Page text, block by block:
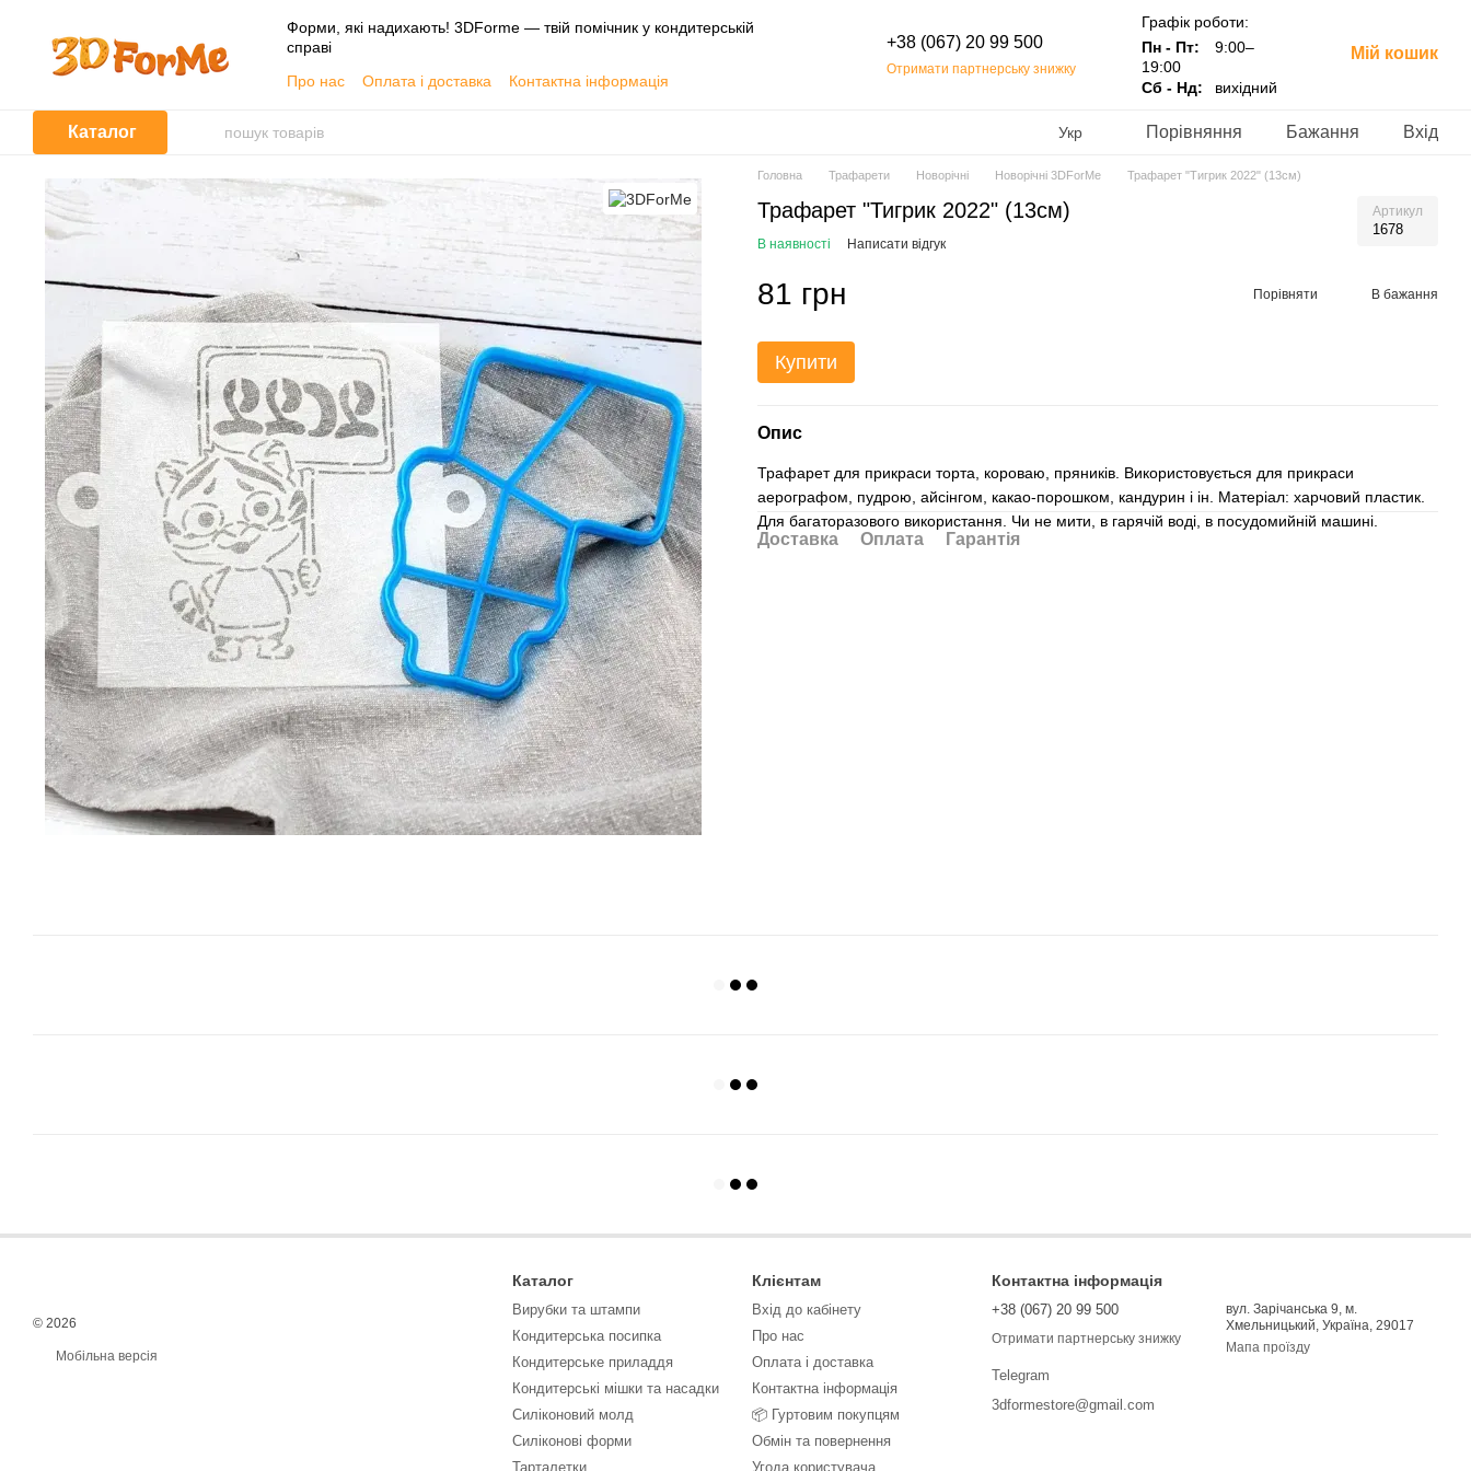
Форми, які надихають! 3DForme — твій помічник у кондитерській
справі
Про нас
Оплата і доставка
Контактна інформація
Угода користувача
+38 (067) 20 99 500
Отримати партнерську знижку
Графік роботи:
Пн - Пт:
9:00–
19:00
Сб - Нд:
вихідний
Мій кошик
Каталог Укр Порівняння Бажання Вхід
Головна Трафарети Новорічні Новорічні 3DForMe Трафарет "Тигрик 2022" (13см)
Трафарет "Тигрик 2022" (13см) Артикул
1678
В наявності Написати відгук
81 грн Порівняти В бажання
Купити
Опис
Трафарет для прикраси торта, короваю, пряників. Використовується для прикраси
аерографом, пудрою, айсінгом, какао-порошком, кандурин і ін. Матеріал: харчовий пластик.
Для багаторазового використання. Чи не мити, в гарячій воді, в посудомийній машині.
Доставка Оплата Гарантія
© 2026
Мобільна версія
Каталог
Вирубки та штампи
Кондитерська посипка
Кондитерське приладдя
Кондитерські мішки та насадки
Силіконовий молд
Силіконові форми
Тарталетки
Клієнтам
Вхід до кабінету
Про нас
Оплата і доставка
Контактна інформація
📦 Гуртовим покупцям
Обмін та повернення
Угода користувача
Контактна інформація
+38 (067) 20 99 500
Отримати партнерську знижку
Telegram
3dformestore@gmail.com
вул. Зарічанська 9, м.
Хмельницький, Україна, 29017
Мапа проїзду